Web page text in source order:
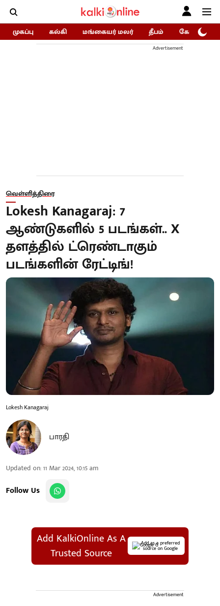
முகப்பு கல்கி மங்கையர் மலர் தீபம் கோகுலம்/
Advertisement
வெள்ளித்திரை
Lokesh Kanagaraj: 7
ஆண்டுகளில் 5 படங்கள்.. X
தளத்தில் ட்ரெண்டாகும்
படங்களின் ரேட்டிங்!
Lokesh Kanagaraj
பாரதி
Updated on:11 Mar 2024, 10:15 am
Follow Us
Add KalkiOnline As A
Trusted Source
Add as a preferred
source on Google
Advertisement